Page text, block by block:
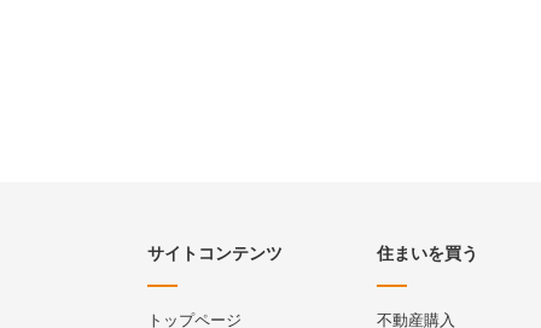
サイトコンテンツ
トップページ
住まいを買う
不動産購入